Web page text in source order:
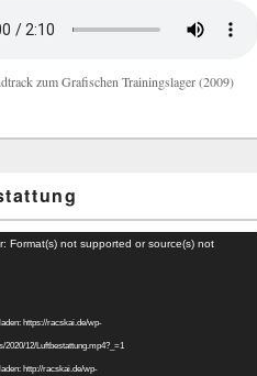
zum Grafischen Trainingslager (2009)
Format(s) not supported or source(s) not
https://racskai.de/wp-
2020/12/Luftbestattung.mp4?_=1
http://racskai.de/wp-